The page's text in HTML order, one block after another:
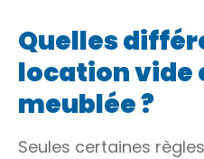
Quelles
location vide
meublée ?
Seules certaines